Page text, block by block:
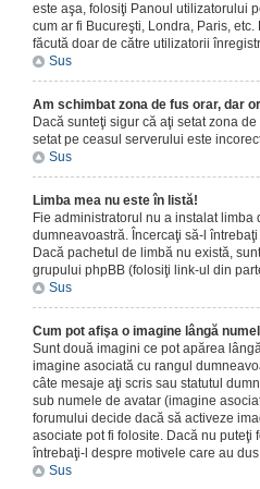
este aşa, folosiţi Panoul utilizatorului
cum ar fi Bucureşti, Londra, Paris,
făcută doar de către utilizatorii
Sus
Am schimbat zona de fus orar, dar
Dacă sunteţi sigur că aţi setat zona
setat pe ceasul serverului este
Sus
Limba mea nu este în listă!
Fie administratorul nu a instalat
dumneavoastră. Încercaţi să-l
Dacă pachetul de limbă nu există,
grupului phpBB (folosiţi link-ul din
Sus
Cum pot afişa o imagine lângă
Sunt două imagini ce pot apărea
imagine asociată cu rangul
câte mesaje aţi scris sau statutul
sub numele de avatar (imagine
forumului decide dacă să activeze
asociate pot fi folosite. Dacă nu
întrebaţi-l despre motivele care au
Sus